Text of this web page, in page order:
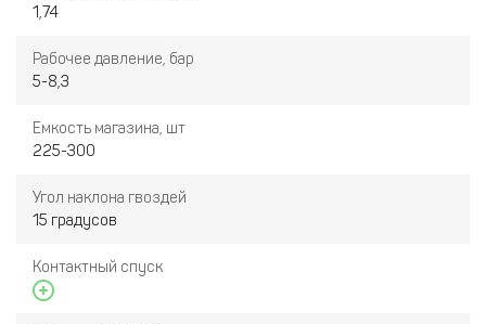
1,74
Рабочее давление, бар
5-8,3
Емкость магазина, шт
225-300
Угол наклона гвоздей
15 градусов
Контактный спуск